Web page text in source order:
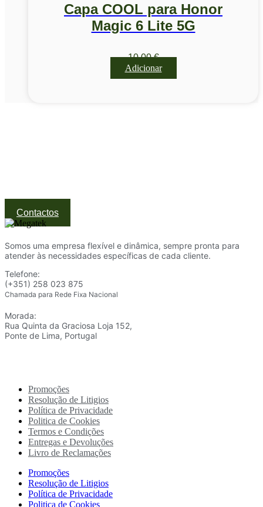
Capa COOL para Honor
Magic 6 Lite 5G
10,00€
Adicionar
Contactos
Somos uma empresa flexível e dinâmica, sempre pronta para
atender às necessidades específicas de cada cliente.
Telefone:
(+351) 258 023 875
Chamada para Rede Fixa Nacional
Morada:
Rua Quinta da Graciosa Loja 152,
Ponte de Lima, Portugal
Promoções
Resolução de Litigios
Política de Privacidade
Politica de Cookies
Termos e Condições
Entregas e Devoluções
Livro de Reclamações
Promoções
Resolução de Litigios
Política de Privacidade
Politica de Cookies